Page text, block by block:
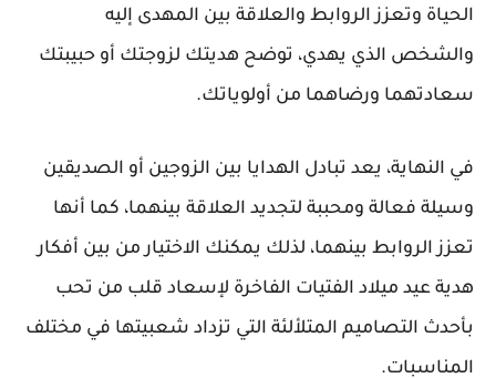
الحياة وتعزز الروابط والعلاقة بين المهدى إليه
والشخص الذي يهدي، توضح هديتك لزوجتك أو حبيبتك
سعادتهما ورضاهما من أولوياتك.
في النهاية، يعد تبادل الهدايا بين الزوجين أو الصديقين
وسيلة فعالة ومحببة لتجديد العلاقة بينهما، كما أنها
تعزز الروابط بينهما، لذلك يمكنك الاختيار من بين أفكار
هدية عيد ميلاد الفتيات الفاخرة لإسعاد قلب من تحب
بأحدث التصاميم المتلألئة التي تزداد شعبيتها في مختلف
المناسبات.